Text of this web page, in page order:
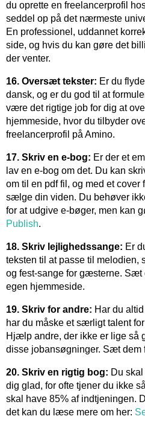
du oprette en freelancerprofil
seddel op på det nærmeste
En professionel, uddannet
side, og hvis du kan gøre det
der venter.
16. Oversæt tekster: Er du
dansk, og er du god til at
være det rigtige job for dig at
hjemmeside, hvor du tilbyder
freelancerprofil på Amino.
17. Skriv en e-bog: Er der et
lav en e-bog om det. Du kan
om til en pdf fil, og med et cover
sælge din viden. Du behøver
for at udgive e-bøger, men kan
Publish.
18. Skriv lejlighedssange: Er
teksten til at passe til melodien,
og fest-sange for gæsterne. Sæt
egen hjemmeside.
19. Skriv for andre: Har du
har du måske et særligt talent
Hjælp andre, der ikke er lige så
disse jobansøgninger. Sæt dem
20. Skriv en rigtig bog: Du
dig glad, for ofte tjener du ikke
skal have 85% af indtjeningen.
det kan du læse mere om her: